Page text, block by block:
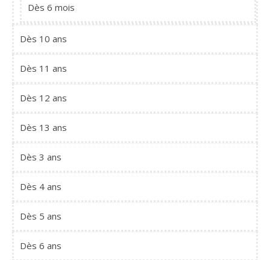
Dès 6 mois
Dès 10 ans
Dès 11 ans
Dès 12 ans
Dès 13 ans
Dès 3 ans
Dès 4 ans
Dès 5 ans
Dès 6 ans